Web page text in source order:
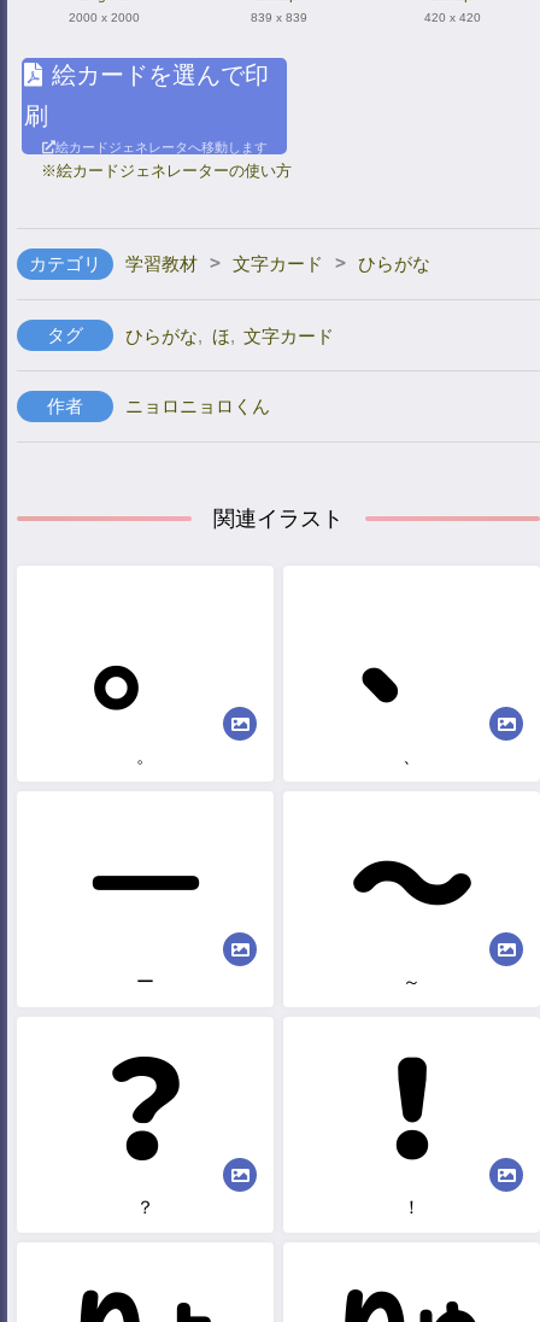
2000 x 2000 839 x 839 420 x 420
絵カードを選んで印
刷
絵カードジェネレータへ移動します
※絵カードジェネレーターの使い方
カテゴリ 学習教材 > 文字カード > ひらがな
タグ ひらがな, ほ, 文字カード
作者 ニョロニョロくん
関連イラスト
。
ー ～
？ ！